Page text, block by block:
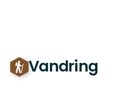
Vandring